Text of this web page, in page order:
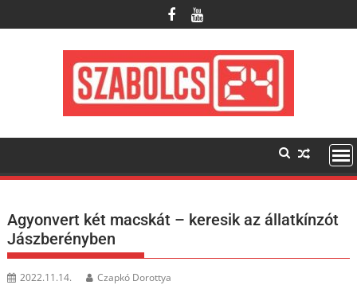
to
Agyonvert két macskát – keresik az állatkínzót
Jászberényben
2022.11.14. Czapkó Dorottya